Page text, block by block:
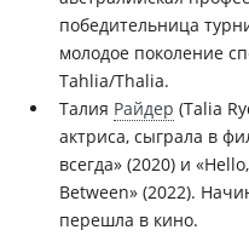
победительница
молодое поколение
Tahlia/Thalia.
Талия Райдер (Talia
актриса, сыграла в
всегда» (2020) и
Between» (2022).
перешла в кино.